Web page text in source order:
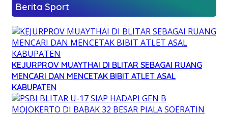
Berita Sport
KEJURPROV MUAYTHAI DI BLITAR SEBAGAI RUANG
MENCARI DAN MENCETAK BIBIT ATLET ASAL
KABUPATEN